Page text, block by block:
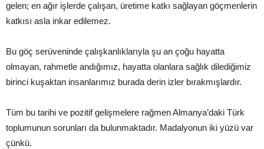
gelen; en ağır işlerde çalışan, üretime katkı sağlayan göçmenlerin
katkısı asla inkar edilemez.
Bu göç serüveninde çalışkanlıklarıyla şu an çoğu hayatta
olmayan, rahmetle andığımız, hayatta olanlara sağlık dilediğimiz
birinci kuşaktan insanlarımız burada derin izler bırakmışlardır.
Tüm bu tarihi ve pozitif gelişmelere rağmen Almanya’daki Türk
toplumunun sorunları da bulunmaktadır. Madalyonun iki yüzü var
çünkü.